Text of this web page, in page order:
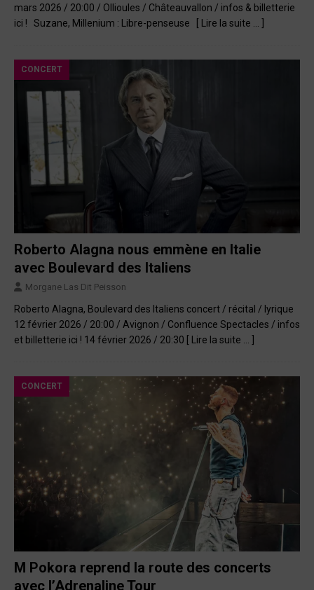
mars 2026 / 20:00 / Ollioules / Châteauvallon / infos & billetterie
ici ! Suzane, Millenium : Libre-penseuse
[ Lire la suite … ]
CONCERT
Roberto Alagna nous emmène en Italie
avec Boulevard des Italiens
Morgane Las Dit Peisson
Roberto Alagna, Boulevard des Italiens concert / récital / lyrique
12 février 2026 / 20:00 / Avignon / Confluence Spectacles / infos
et billetterie ici ! 14 février 2026 / 20:30
[ Lire la suite … ]
CONCERT
M Pokora reprend la route des concerts
avec l’Adrenaline Tour